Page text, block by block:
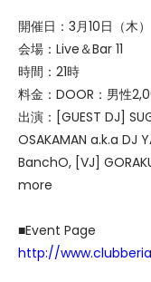
開催日：3月10日（木）
会場：Live＆Bar 11
時間：21時
料金：DOOR：男性
出演：[GUEST DJ]
OSAKAMAN a.k.a DJ
BanchO, [VJ]
more
■Event Page
http://